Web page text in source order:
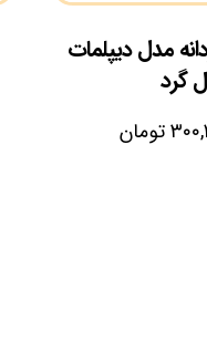
مدل دیپلمات
گرد
تومان